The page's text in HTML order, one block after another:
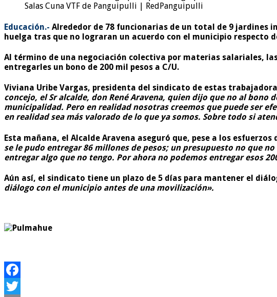
Salas Cuna VTF de Panguipulli | RedPanguipulli
Educación.- Alrededor de 78 funcionarias de un total de 9 jardines
huelga tras que no lograran un acuerdo con el municipio respecto
Al término de una negociación colectiva por materias salariales,
entregarles un bono de 200 mil pesos a C/U.
Viviana Uribe Vargas, presidenta del sindicato de estas
concejo, el Sr alcalde, don René Aravena, quien dijo que no al
municipalidad. Pero en realidad nosotras creemos que puede ser
en realidad sea más valorado de lo que ya somos. Sobre todo si
Esta mañana, el Alcalde Aravena aseguró que, pese a los
se le pudo entregar 86 millones de pesos; un presupuesto no que
entregar algo que no tengo. Por ahora no podemos entregar esos
Aún así, el sindicato tiene un plazo de 5 días para mantener el
diálogo con el municipio antes de una movilización».
Facebook